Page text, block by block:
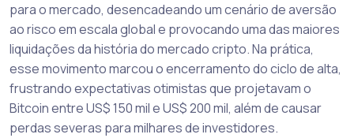
para o mercado, desencadeando um cenário de aversão
ao risco em escala global e provocando uma das maiores
liquidações da história do mercado cripto. Na prática,
esse movimento marcou o encerramento do ciclo de alta,
frustrando expectativas otimistas que projetavam o
Bitcoin entre US$ 150 mil e US$ 200 mil, além de causar
perdas severas para milhares de investidores.